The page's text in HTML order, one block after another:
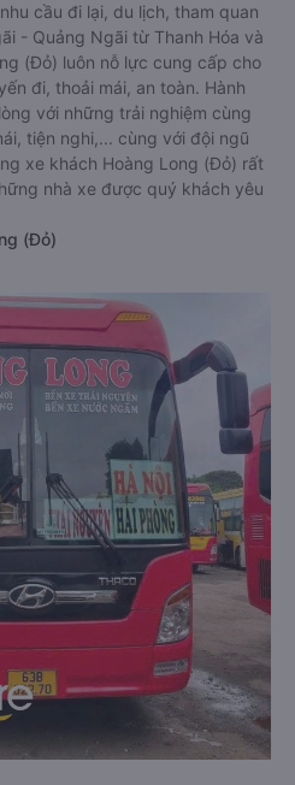
cầu đi lại, du lịch, tham quan
- Quảng Ngãi từ Thanh Hóa và
(Đỏ) luôn nỗ lực cung cấp cho
đi, thoải mái, an toàn. Hành
với những trải nghiệm cùng
tiện nghi,... cùng với đội ngũ
xe khách Hoàng Long (Đỏ) rất
nhà xe được quý khách yêu
(Đỏ)